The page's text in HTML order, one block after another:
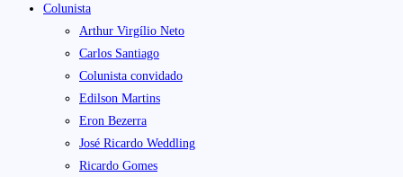
Colunista
Arthur Virgílio Neto
Carlos Santiago
Colunista convidado
Edilson Martins
Eron Bezerra
José Ricardo Weddling
Ricardo Gomes